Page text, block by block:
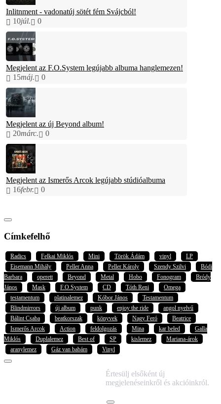
Inlitnment - vadonatúj sötét fém Svájcból!
10júl. 0
Megjelent az F.O.System legújabb albuma hanglemezen!
15máj. 0
Megjelent az új Beyond album!
20márc. 0
Megjelent az Ismerős Arcok legújabb stúdióalbuma
16febr. 0
Címkefelhő
Radics Felkai Miklós Mini Török Ádám vinyl
LP
Eisemann Mihály
Peller Anna Peller Károly Szendy Szilvi
Bódi
Barbara
operett Beyond Metal Hobo Fonogram
Bródy
János
Mask F.O.System CD Tóth Reni
Omega
testamentum
platinalemez Kóbor János
Testamentum
Blindmirrors
új album punk enjoy the ride
angol nyelvű
Bálint Csaba
beatkorszak könyvek Nagy Feró
Beatrice
Ismerős Arcok
Action feldolgozás Mina kar beled
Galla
Miklós
Duplalemez Best of SP kislemez
Mariana-árok
aranylemez
Gáz van babám Vinyl
Értesülj elsőként új
megjelenéseinkről és akcióinkról.